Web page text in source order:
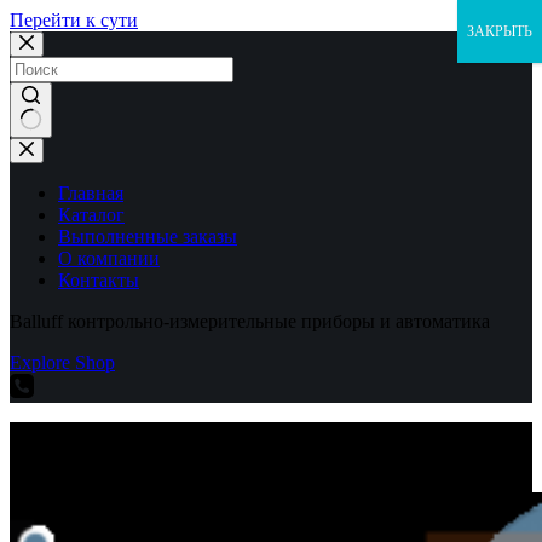
Перейти к сути
Ничего
не
найденоГлавная
Каталог
Выполненные заказы
О компании
Контакты
Balluff контрольно-измерительные приборы и автоматика
Explore Shop
ЗАКРЫТЬ